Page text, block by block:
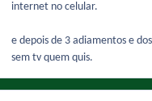
internet no celular.
e depois de 3 adiamentos e
sem tv quem quis.